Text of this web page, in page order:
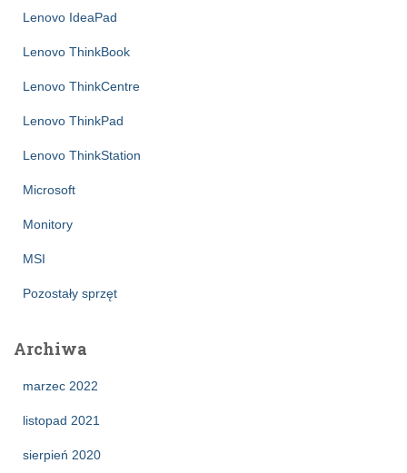
Lenovo IdeaPad
Lenovo ThinkBook
Lenovo ThinkCentre
Lenovo ThinkPad
Lenovo ThinkStation
Microsoft
Monitory
MSI
Pozostały sprzęt
Archiwa
marzec 2022
listopad 2021
sierpień 2020